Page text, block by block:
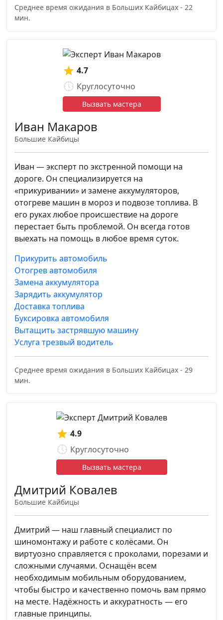
Среднее время ожидания в Больших Кайбицах - 22
мин.
4.7
Круглосуточно
Вызвать мастера
Иван Макаров
Большие Кайбицы
Иван — эксперт по экстренной помощи на
дороге. Он специализируется на
«прикуривании» и замене аккумуляторов,
отогреве машин в мороз и подвозе топлива. В
его руках любое происшествие на дороге
перестает быть проблемой. Он всегда готов
выехать на помощь в любое время суток.
Прикурить автомобиль
Отогрев автомобиля
Замена аккумулятора
Зарядить аккумулятор
Доставка топлива
Буксировка автомобиля
Вытащить застрявшую машину
Услуга трезвый водитель
Среднее время ожидания в Больших Кайбицах - 29
мин.
4.9
Круглосуточно
Вызвать мастера
Дмитрий Ковалев
Большие Кайбицы
Дмитрий — наш главный специалист по
шиномонтажу и работе с колёсами. Он
виртуозно справляется с проколами, порезами и
сложными случаями. Оснащён всем
необходимым мобильным оборудованием,
чтобы быстро и качественно помочь вам прямо
на месте. Надёжность и аккуратность — его
главные принципы.